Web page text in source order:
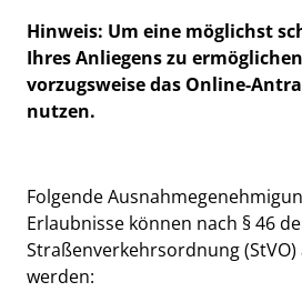
Beschreibung
Hinweis: Um eine möglichst
Ihres Anliegens zu
vorzugsweise das Online-
nutzen.
Folgende
Erlaubnisse können nach § 46
Straßenverkehrsordnung
werden: